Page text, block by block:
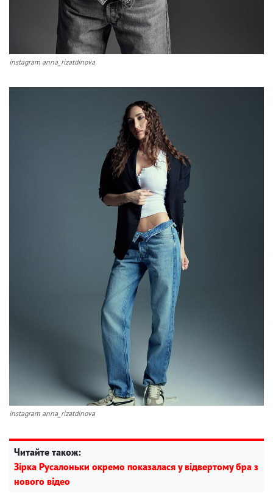
instagram anna_rizatdinova
instagram anna_rizatdinova
Читайте також:
Зірка Русалоньки окремо показалася у відвертому бра з
нового відео